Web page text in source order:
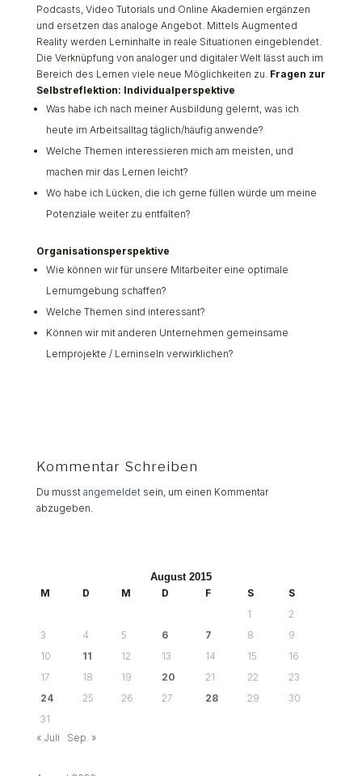
Podcasts, Video Tutorials und Online Akademien ergänzen
und ersetzen das analoge Angebot. Mittels Augmented
Reality werden Lerninhalte in reale Situationen eingeblendet.
Die Verknüpfung von analoger und digitaler Welt lässt auch im
Bereich des Lernen viele neue Möglichkeiten zu. Fragen zur
Selbstreflektion: Individualperspektive
Was habe ich nach meiner Ausbildung gelernt, was ich
heute im Arbeitsalltag täglich/häufig anwende?
Welche Themen interessieren mich am meisten, und
machen mir das Lernen leicht?
Wo habe ich Lücken, die ich gerne füllen würde um meine
Potenziale weiter zu entfalten?
Organisationsperspektive
Wie können wir für unsere Mitarbeiter eine optimale
Lernumgebung schaffen?
Welche Themen sind interessant?
Können wir mit anderen Unternehmen gemeinsame
Lernprojekte / Lerninseln verwirklichen?
Kommentar Schreiben
Du musst angemeldetsein, um einen Kommentar
abzugeben.
August 2015
M
D M D F S
S
1
2
3
4 5 6 7 8
9
10
11 12 13 14 15
16
17
18 19 20 21 22
23
24
25 26 27 28 29
30
31
« Juli
Sep. »